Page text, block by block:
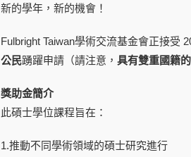
新的學年，新的機會！
Fulbright Taiwan學術交流基金會正接受
公民踴躍申請（請注意， 具有雙重國籍
獎助金簡介
此碩士學位課程旨在：
1.推動不同學術領域的碩士研究進行